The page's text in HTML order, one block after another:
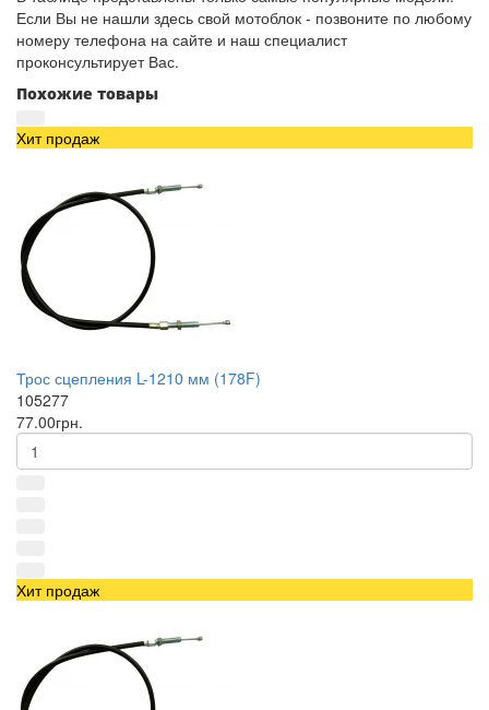
Если Вы не нашли здесь свой мотоблок - позвоните по любому
номеру телефона на сайте и наш специалист
проконсультирует Вас.
Похожие товары
Хит продаж
Трос сцепления L-1210 мм (178F)
105277
77.00грн.
Хит продаж